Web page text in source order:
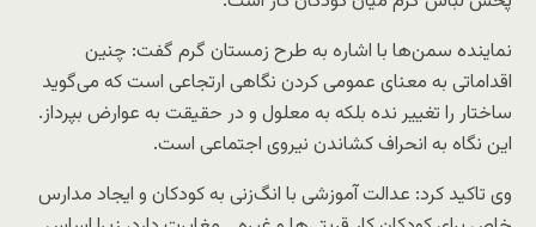
نماینده سمن‌ها با اشاره به طرح زمستان گرم گفت: چنین
اقداماتی به معنای عمومی کردن نگاهی ارتجاعی است که می‌گوید
ساختار را تغییر نده بلکه به معلول و در حقیقت به عوارض بپرداز.
این نگاه به انحراف کشاندن نیروی اجتماعی است.
وی تاکید کرد: عدالت آموزشی با انگ‌زنی به کودکان و ایجاد مدارس